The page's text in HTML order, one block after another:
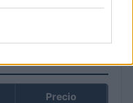
Precio